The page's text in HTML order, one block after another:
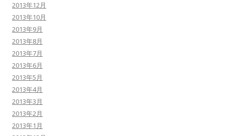
2013年12月
2013年10月
2013年9月
2013年8月
2013年7月
2013年6月
2013年5月
2013年4月
2013年3月
2013年2月
2013年1月